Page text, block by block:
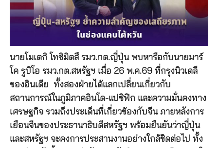
นายโมเตกิ โทชิมิตสึ รมว.กต.ญี่ปุ่น พบหารือกับนายมาร์
โค รูบิโอ รมว.กต.สหรัฐฯ เมื่อ 26 พ.ค.69 ที่กรุงนิวเดลี
ของอินเดีย ทั้งสองฝ่ายได้แลกเปลี่ยนเกี่ยวกับ
สถานการณ์ในภูมิภาคอินโด-แปซิฟิก และความมั่นคงทาง
เศรษฐกิจ รวมถึงประเด็นที่เกี่ยวข้องกับจีน ภายหลังการ
เยือนจีนของประธานาธิบดีสหรัฐฯ พร้อมยืนยันว่าญี่ปุ่น
และสหรัฐฯ จะคงการประสานงานอย่างใกล้ชิดต่อไป ทั้ง